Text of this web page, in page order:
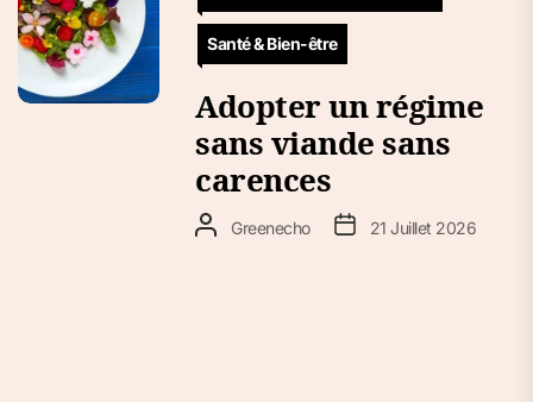
Santé & Bien-être
Adopter un régime
sans viande sans
carences
Greenecho 21 Juillet 2026